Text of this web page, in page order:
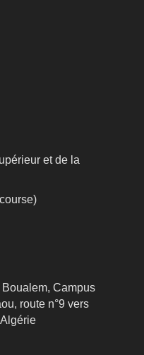
et de la
Campus
route n°9 vers